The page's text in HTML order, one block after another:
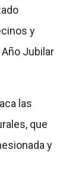
y
Jubilar
las
que
y